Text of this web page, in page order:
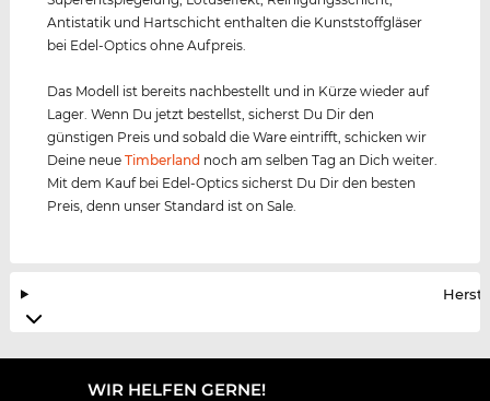
Antistatik und Hartschicht enthalten die Kunststoffgläser
bei Edel-Optics ohne Aufpreis.
Das Modell ist bereits nachbestellt und in Kürze wieder auf
Lager. Wenn Du jetzt bestellst, sicherst Du Dir den
günstigen Preis und sobald die Ware eintrifft, schicken wir
Deine neueTimberland noch am selben Tag an Dich weiter.
Mit dem Kauf bei Edel-Optics sicherst Du Dir den besten
Preis, denn unser Standard ist on Sale.
WIR HELFEN GERNE!